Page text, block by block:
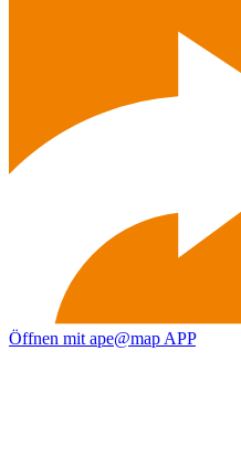
Öffnen mit ape@map APP